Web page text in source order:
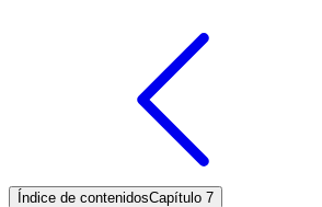
Índice de contenidosCapítulo 7